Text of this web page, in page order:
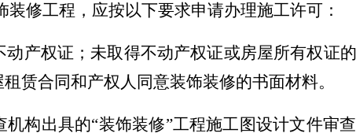
修工程， 应按以下要求申请办理施工许可：
动产权证 ；未取得不动产权证或房屋所有权证
赁合同和产权人同意装饰装修的书面材料。
机构出具的“装饰装修”工程施工图设计文件审